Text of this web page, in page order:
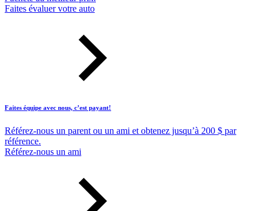
Faites évaluer votre auto
Faites équipe avec nous, c’est payant!
Référez-nous un parent ou un ami et obtenez jusqu’à 200 $ par
référence.
Référez-nous un ami